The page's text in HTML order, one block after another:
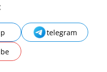
telegram